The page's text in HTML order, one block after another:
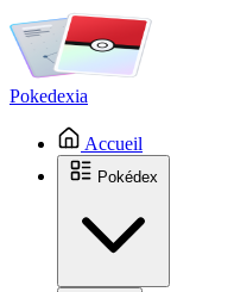
Pokedexia
Accueil